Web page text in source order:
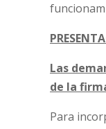
Las
de la
Para